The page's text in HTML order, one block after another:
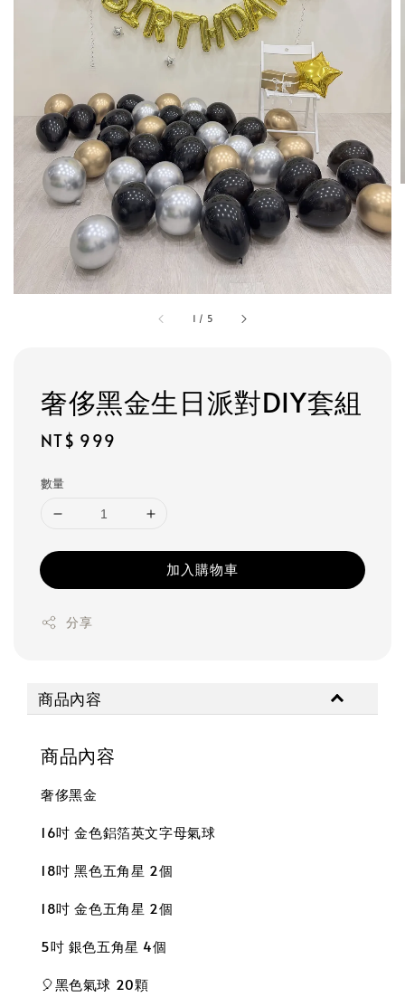
1 / 5
奢侈黑金生日派對DIY套組
Regular
NT$ 999
數量
加入購物車
分享
商品內容
商品內容
奢侈黑金
16吋 金色鋁箔英文字母氣球
18吋 黑色五角星 2個
18吋 金色五角星 2個
5吋 銀色五角星 4個
🎈黑色氣球 20顆